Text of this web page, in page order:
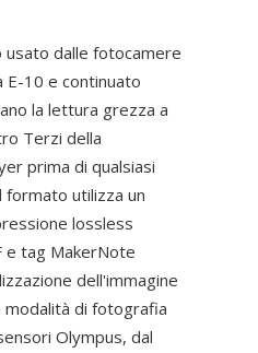
usato dalle fotocamere
E-10 e continuato
la lettura grezza a
Terzi della
prima di qualsiasi
formato utilizza un
lossless
e tag MakerNote
dell'immagine
modalità di fotografia
Olympus, dal